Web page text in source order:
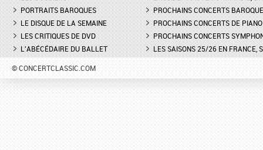
PORTRAITS BAROQUES
LE DISQUE DE LA SEMAINE
LES CRITIQUES DE DVD
L'ABÉCÉDAIRE DU BALLET
PROCHAINS CONCERTS
PROCHAINS CONCERTS DE PIANO
PROCHAINS CONCERTS
LES SAISONS 25/26 EN FRANCE,
© CONCERTCLASSIC.COM